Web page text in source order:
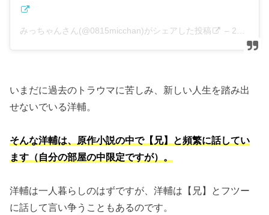
みっちゃんさん(@0815micchan)がシェアした投稿 – 2019年 6月月3日午前5時01分PDT
いまだに過去のトラウマに苦しみ、新しい人生を踏み出
せないでいる洋輔。
そんな洋輔は、原作小説の中で【兄】と頻繁に話してい
ます（自分の部屋の中限定ですが）。
洋輔は一人暮らしのはずですが、洋輔は【兄】とフツー
に話して言い争うこともあるのです。